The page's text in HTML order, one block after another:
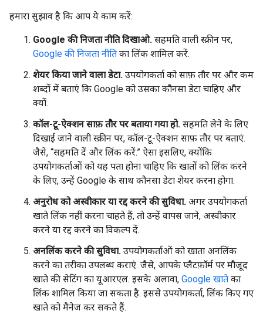
हमारा सुझाव है कि आप ये काम करें:
Google की निजता नीति दिखाओ. सहमति वाली स्क्रीन पर,
Google की निजता नीति का लिंक शामिल करें.
शेयर किया जाने वाला डेटा. उपयोगकर्ता को साफ़ तौर पर और कम
शब्दों में बताएं कि Google को उसका कौनसा डेटा चाहिए और
क्यों.
कॉल-टू-ऐक्शन साफ़ तौर पर बताया गया हो. सहमति लेने के लिए
दिखाई जाने वाली स्क्रीन पर, कॉल-टू-ऐक्शन साफ़ तौर पर बताएं.
जैसे, “सहमति दें और लिंक करें.” ऐसा इसलिए, क्योंकि
उपयोगकर्ताओं को यह पता होना चाहिए कि खातों को लिंक करने
के लिए, उन्हें Google के साथ कौनसा डेटा शेयर करना होगा.
अनुरोध को अस्वीकार या रद्द करने की सुविधा. अगर उपयोगकर्ता
खाते लिंक नहीं करना चाहते हैं, तो उन्हें वापस जाने, अस्वीकार
करने या रद्द करने का विकल्प दें.
अनलिंक करने की सुविधा. उपयोगकर्ताओं को खाता अनलिंक
करने का तरीका उपलब्ध कराएं. जैसे, आपके प्लैटफ़ॉर्म पर मौजूद
खाते की सेटिंग का यूआरएल. इसके अलावा, Google खाते का
लिंक शामिल किया जा सकता है. इससे उपयोगकर्ता, लिंक किए गए
खाते को मैनेज कर सकते हैं.